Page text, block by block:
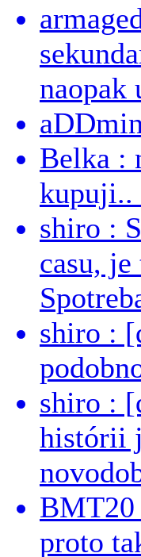
naopak
Belka :
kupuji..
shiro :
casu,
shiro :
shiro :
histórii
BMT20
proto